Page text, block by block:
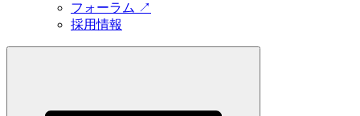
フォーラム ↗
採用情報